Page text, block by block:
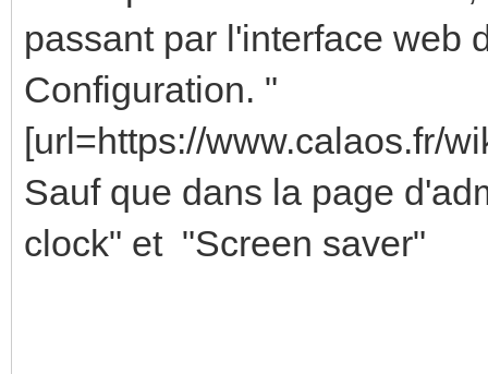
passant par l'interface web
Configuration. "
[url=https://www.calaos.fr/
Sauf que dans la page
clock" et "Screen saver"